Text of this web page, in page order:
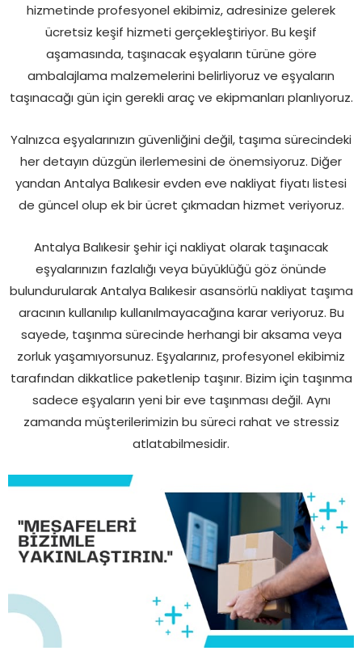
hizmetinde profesyonel ekibimiz, adresinize gelerek
ücretsiz keşif hizmeti gerçekleştiriyor. Bu keşif
aşamasında, taşınacak eşyaların türüne göre
ambalajlama malzemelerini belirliyoruz ve eşyaların
taşınacağı gün için gerekli araç ve ekipmanları planlıyoruz.
Yalnızca eşyalarınızın güvenliğini değil, taşıma sürecindeki
her detayın düzgün ilerlemesini de önemsiyoruz. Diğer
yandan Antalya Balıkesir evden eve nakliyat fiyatı listesi
de güncel olup ek bir ücret çıkmadan hizmet veriyoruz.
Antalya Balıkesir şehir içi nakliyat olarak taşınacak
eşyalarınızın fazlalığı veya büyüklüğü göz önünde
bulundurularak Antalya Balıkesir asansörlü nakliyat taşıma
aracının kullanılıp kullanılmayacağına karar veriyoruz. Bu
sayede, taşınma sürecinde herhangi bir aksama veya
zorluk yaşamıyorsunuz. Eşyalarınız, profesyonel ekibimiz
tarafından dikkatlice paketlenip taşınır. Bizim için taşınma
sadece eşyaların yeni bir eve taşınması değil. Aynı
zamanda müşterilerimizin bu süreci rahat ve stressiz
atlatabilmesidir.